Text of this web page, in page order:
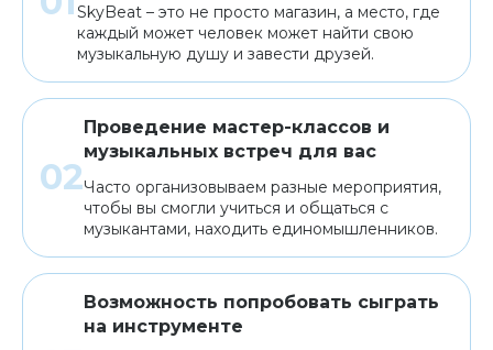
SkyBeat – это не просто магазин, а место, где
каждый может человек может найти свою
музыкальную душу и завести друзей.
Проведение мастер-классов и
музыкальных встреч для вас
Часто организовываем разные мероприятия,
чтобы вы смогли учиться и общаться с
музыкантами, находить единомышленников.
Возможность попробовать сыграть
на инструменте